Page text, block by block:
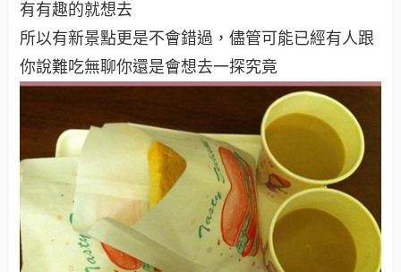
有有趣的就想去
所以有新景點更是不會錯過，儘管可能已經有人跟
你說難吃無聊你還是會想去一探究竟